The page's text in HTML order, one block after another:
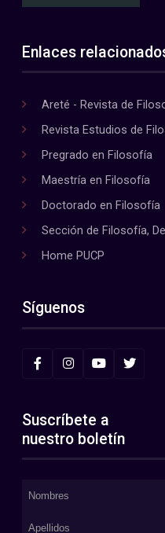
Enlaces
Areté - Revista de
Revista Estudios de
Pregrado en Filosofía
Maestría en Filosofía
Doctorado en Filosofía
Sección de Filosofía,
Home PUCP
Síguenos
Suscríbete a
nuestro boletín